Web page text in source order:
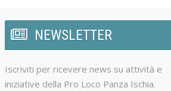
NEWSLETTER
Iscriviti per ricevere news su attività e
iniziative della Pro Loco Panza Ischia.